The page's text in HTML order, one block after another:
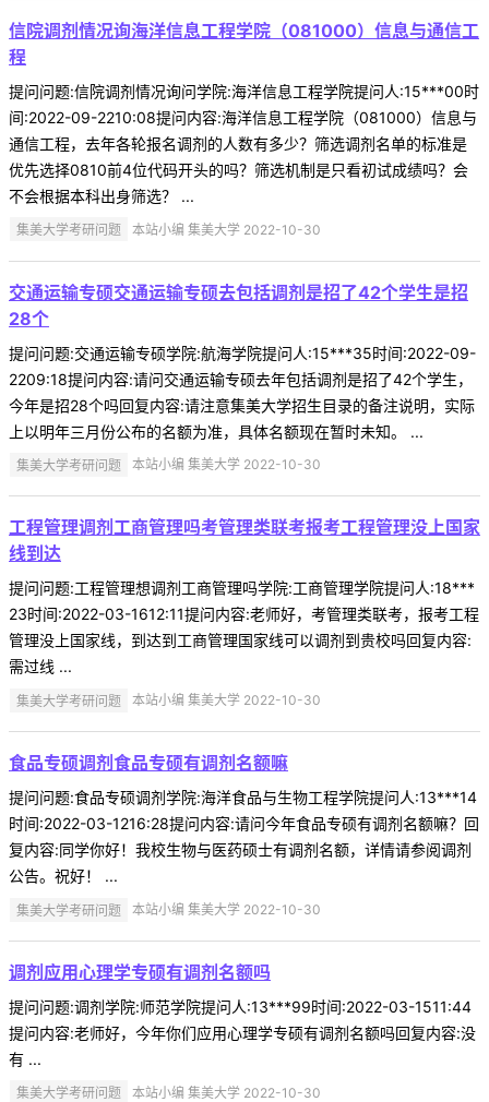
信院调剂情况询海洋信息工程学院（081000）信息与通信工
程
提问问题:信院调剂情况询问学院:海洋信息工程学院提问人:15***00时
间:2022-09-2210:08提问内容:海洋信息工程学院（081000）信息与
通信工程，去年各轮报名调剂的人数有多少？筛选调剂名单的标准是
优先选择0810前4位代码开头的吗？筛选机制是只看初试成绩吗？会
不会根据本科出身筛选？ ...
集美大学考研问题 本站小编 集美大学 2022-10-30
交通运输专硕交通运输专硕去包括调剂是招了42个学生是招
28个
提问问题:交通运输专硕学院:航海学院提问人:15***35时间:2022-09-
2209:18提问内容:请问交通运输专硕去年包括调剂是招了42个学生，
今年是招28个吗回复内容:请注意集美大学招生目录的备注说明，实际
上以明年三月份公布的名额为准，具体名额现在暂时未知。 ...
集美大学考研问题 本站小编 集美大学 2022-10-30
工程管理调剂工商管理吗考管理类联考报考工程管理没上国家
线到达
提问问题:工程管理想调剂工商管理吗学院:工商管理学院提问人:18***
23时间:2022-03-1612:11提问内容:老师好，考管理类联考，报考工程
管理没上国家线，到达到工商管理国家线可以调剂到贵校吗回复内容:
需过线 ...
集美大学考研问题 本站小编 集美大学 2022-10-30
食品专硕调剂食品专硕有调剂名额嘛
提问问题:食品专硕调剂学院:海洋食品与生物工程学院提问人:13***14
时间:2022-03-1216:28提问内容:请问今年食品专硕有调剂名额嘛？回
复内容:同学你好！我校生物与医药硕士有调剂名额，详情请参阅调剂
公告。祝好！ ...
集美大学考研问题 本站小编 集美大学 2022-10-30
调剂应用心理学专硕有调剂名额吗
提问问题:调剂学院:师范学院提问人:13***99时间:2022-03-1511:44
提问内容:老师好，今年你们应用心理学专硕有调剂名额吗回复内容:没
有 ...
集美大学考研问题 本站小编 集美大学 2022-10-30